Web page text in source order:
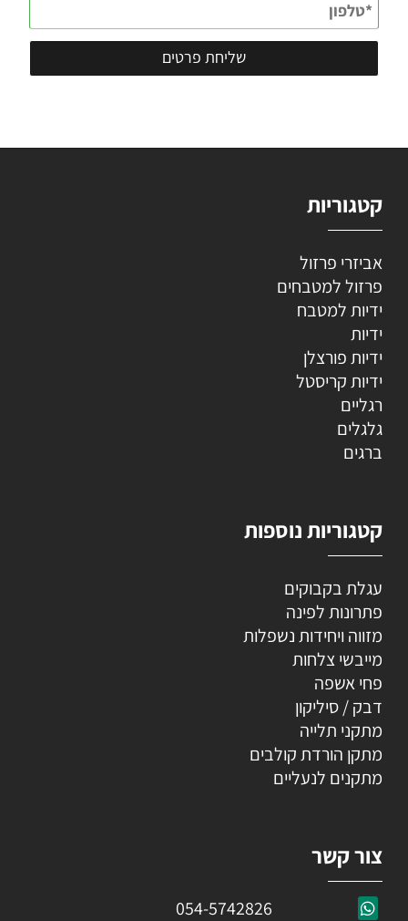
קטגוריות
אביזרי פרזול
פרזול למטבחים
ידיות למטבח
ידיות
ידיות פורצלן
ידיות קריסטל
רגליים
גלגלים
ברגים
קטגוריות נוספות
עגלת בקבוקים
פתרונות לפינה
מזווה ויחידות נשפלות
מייבשי צלחות
פחי אשפה
דבק / סיליקון
מתקני תלייה
מתקן הורדת קולבים
מתקנים לנעליים
צור קשר
054-5742826